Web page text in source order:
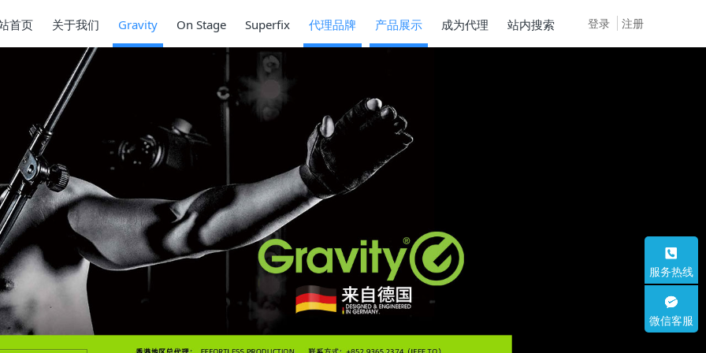
登录 注册
首页 关于我们 Gravity On Stage Superfix 代理品牌 产品展示 成为代理 站内搜索
服务热线
微信客服